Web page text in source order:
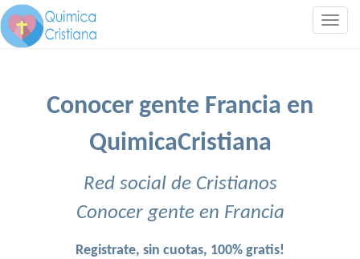
Conocer gente Francia en
QuimicaCristiana
Red social de Cristianos
Conocer gente en Francia
Registrate, sin cuotas, 100% gratis!